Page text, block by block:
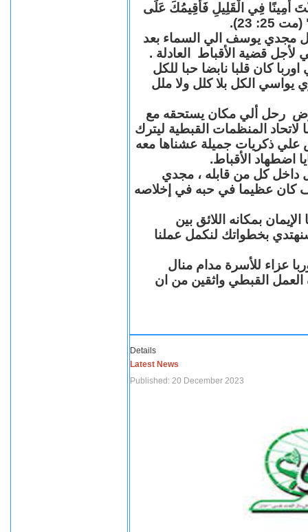
أَمِينًا فِي الْقَلِيلِ فَأُقِيمُكَ عَلَى
23).
مجدي يوسف الي السماء بعد
قضية الأقباط العادلة .
كان قلبا نابضا حبا للكل
يواسي الكل بلا كلل ولا ملل
رحل ألي مكان يستحقه مع
المنظمات القبطية ليترك
علي ذكريات جميلة عشناها معه
اضطهاد الأقباط.
داخل كل من قابله ، مجدي
عظيما في حبه في إخلاصه
بمكانه اللائق بين
بخطواتك لنكمل عملنا
عزاء للأسرة مدام منال
العمل القبطي واثقين من ان
Details
Latest News
Published: 20 December 2023